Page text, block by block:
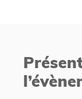
t
e
s
d
e